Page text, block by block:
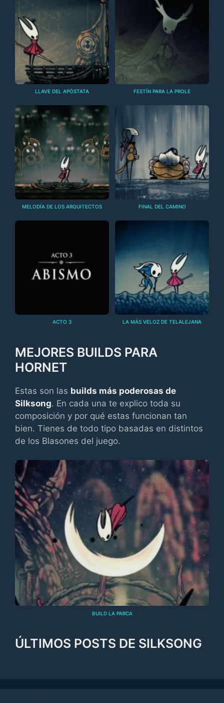
LLAVE DEL APÓSTATA FESTÍN PARA LA PROLE
MELODÍA DE LOS ARQUITECTOS FINAL DEL CAMINO
ACTO 3 LA MÁS VELOZ DE TELALEJANA
MEJORES BUILDS PARA
HORNET
Estas son las builds más poderosas de
Silksong. En cada una te explico toda su
composición y por qué estas funcionan tan
bien. Tienes de todo tipo basadas en distintos
de los Blasones del juego.
BUILD LA PARCA
ÚLTIMOS POSTS DE SILKSONG